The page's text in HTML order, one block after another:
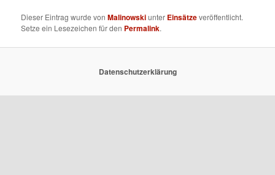
Dieser Eintrag wurde vonMalinowskiunter Einsätzeveröffentlicht.
Setze ein Lesezeichen für den Permalink.
Datenschutzerklärung